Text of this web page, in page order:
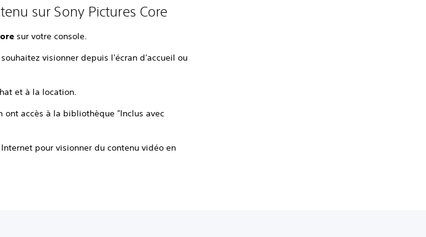
sur Sony Pictures Core
sur votre console.
visionner depuis l'écran d'accueil ou
et à la location.
ont accès à la bibliothèque "Inclus avec
pour visionner du contenu vidéo en